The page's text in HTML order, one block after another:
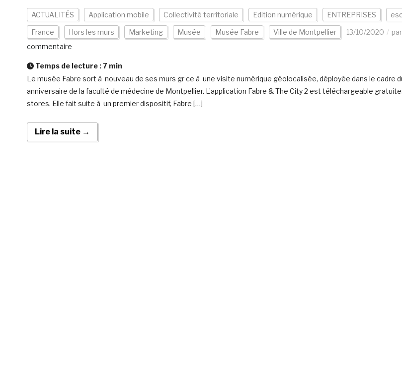
ACTUALITÉS Application mobile Collectivité territoriale Edition numérique ENTREPRISES
France Hors les murs Marketing Musée Musée Fabre Ville de Montpellier 13/10/2020 par
commentaire
Temps de lecture :7 min
Le musée Fabre sort à nouveau de ses murs gr ce à une visite numérique géolocalisée, déployée dans le cadre
anniversaire de la faculté de médecine de Montpellier. L’application Fabre & The City 2 est téléchargeable
stores. Elle fait suite à un premier dispositif, Fabre […]
Lire la suite →